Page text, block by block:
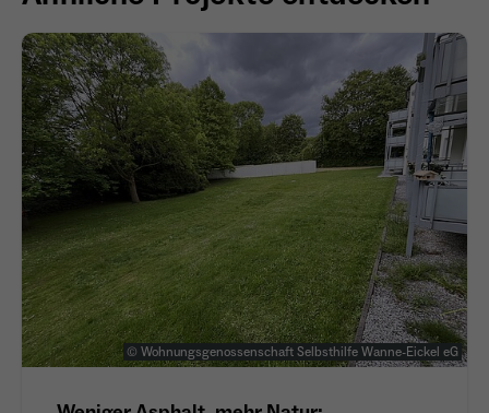
© Wohnungsgenossenschaft Selbsthilfe Wanne-Eickel eG